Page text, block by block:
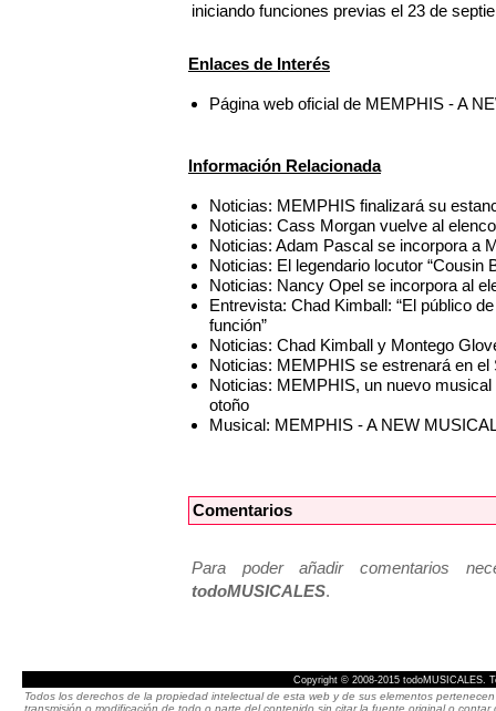
iniciando funciones previas el 23 de
Enlaces de Interés
Página web oficial de MEMPHIS - A
Información Relacionada
Noticias: MEMPHIS finalizará su
Noticias: Cass Morgan vuelve al
Noticias: Adam Pascal se incorpora a
Noticias: El legendario locutor
Noticias: Nancy Opel se incorpora al
Entrevista: Chad Kimball: “El público
función”
Noticias: Chad Kimball y Montego
Noticias: MEMPHIS se estrenará en
Noticias: MEMPHIS, un nuevo
otoño
Musical: MEMPHIS - A NEW
Comentarios
Para poder añadir comentarios
todoMUSICALES.
Copyright © 2008-2015 todoMUSICALES.
Todos los derechos de la propiedad intelectual de esta web y de sus elementos
transmisión o modificación de todo o parte del contenido sin citar la fuente original o